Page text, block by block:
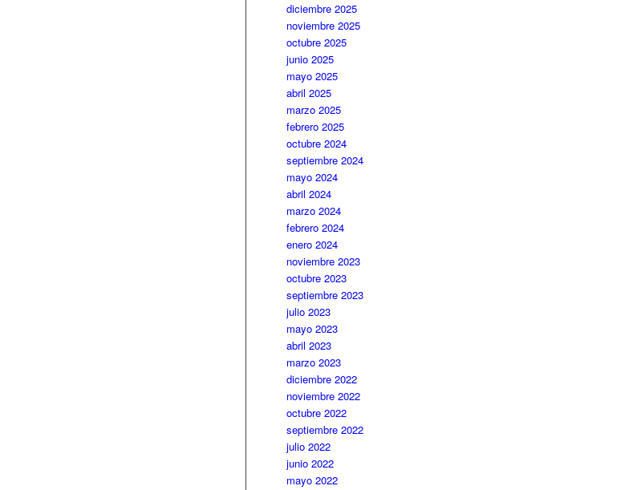
diciembre 2025
noviembre 2025
octubre 2025
junio 2025
mayo 2025
abril 2025
marzo 2025
febrero 2025
octubre 2024
septiembre 2024
mayo 2024
abril 2024
marzo 2024
febrero 2024
enero 2024
noviembre 2023
octubre 2023
septiembre 2023
julio 2023
mayo 2023
abril 2023
marzo 2023
diciembre 2022
noviembre 2022
octubre 2022
septiembre 2022
julio 2022
junio 2022
mayo 2022